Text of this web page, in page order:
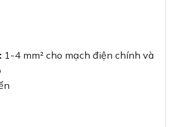
1-4 mm² cho mạch điện chính và